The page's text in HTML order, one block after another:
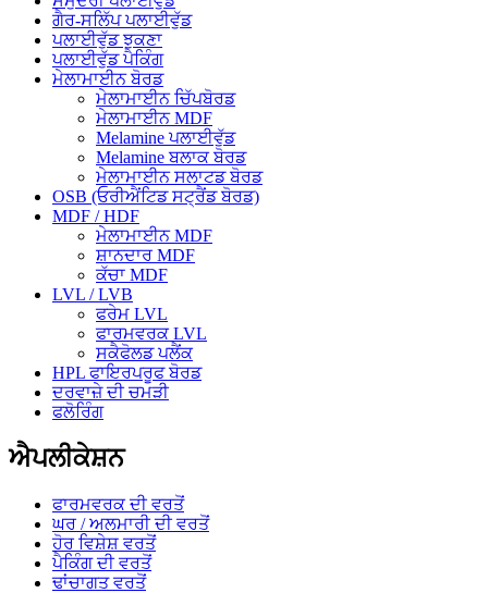
ਗੈਰ-ਸਲਿੱਪ ਪਲਾਈਵੁੱਡ
ਪਲਾਈਵੁੱਡ ਝੁਕਣਾ
ਪਲਾਈਵੁੱਡ ਪੈਕਿੰਗ
ਮੇਲਾਮਾਈਨ ਬੋਰਡ
ਮੇਲਾਮਾਈਨ ਚਿੱਪਬੋਰਡ
ਮੇਲਾਮਾਈਨ MDF
Melamine ਪਲਾਈਵੁੱਡ
Melamine ਬਲਾਕ ਬੋਰਡ
ਮੇਲਾਮਾਈਨ ਸਲਾਟਡ ਬੋਰਡ
OSB (ਓਰੀਐਂਟਿਡ ਸਟ੍ਰੈਂਡ ਬੋਰਡ)
MDF / HDF
ਮੇਲਾਮਾਈਨ MDF
ਸ਼ਾਨਦਾਰ MDF
ਕੱਚਾ MDF
LVL / LVB
ਫਰੇਮ LVL
ਫਾਰਮਵਰਕ LVL
ਸਕੈਫੋਲਡ ਪਲੈਂਕ
HPL ਫਾਇਰਪਰੂਫ ਬੋਰਡ
ਦਰਵਾਜ਼ੇ ਦੀ ਚਮੜੀ
ਫਲੋਰਿੰਗ
ਐਪਲੀਕੇਸ਼ਨ
ਫਾਰਮਵਰਕ ਦੀ ਵਰਤੋਂ
ਘਰ / ਅਲਮਾਰੀ ਦੀ ਵਰਤੋਂ
ਹੋਰ ਵਿਸ਼ੇਸ਼ ਵਰਤੋਂ
ਪੈਕਿੰਗ ਦੀ ਵਰਤੋਂ
ਢਾਂਚਾਗਤ ਵਰਤੋਂ